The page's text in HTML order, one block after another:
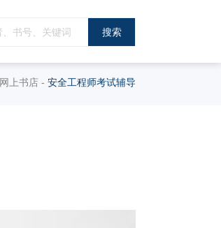
网上书店 - 安全工程师考试辅导